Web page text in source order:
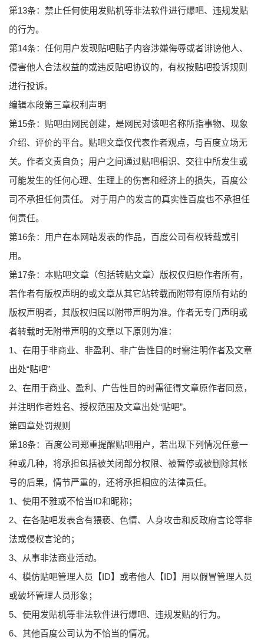
第13条：禁止任何使用发贴机等非法软件进行爆吧、违规发贴
的行为。
第14条：任何用户发现贴吧贴子内容涉嫌侮辱或者诽谤他人、
侵害他人合法权益的或违反贴吧协议的，有权按贴吧投诉规则
进行投诉。
编辑本段第三章权利声明
第15条：贴吧由网民创建，是网民对该吧名称所指事物、现象
介绍、评价的平台。贴吧文章仅代表作者观点，与百度立场无
关。作者文责自负；用户之间通过贴吧相识、交往中所发生或
可能发生的任何心理、生理上的伤害和经济上的损失，百度公
司不承担任何责任。 对于用户的发言的真实性百度也不承担任
何责任。
第16条：用户在本网站发表的作品，百度公司有权转载或引
用。
第17条：本贴吧文章（包括转贴文章）版权仅归原作者所有，
若作者有版权声明的或文章从其它站转载而附带有原所有站的
版权声明者，其版权归属以附带声明为准。作者无专门声明或
者转载时无附带声明的文章以下原则为准：
1、在用于非商业、非盈利、非广告性目的时需注明作者及文章
出处“贴吧”
2、在用于商业、盈利、广告性目的时需征得文章原作者同意，
并注明作者姓名、授权范围及文章出处“贴吧”。
第四章处罚规则
第18条：百度公司郑重提醒贴吧用户，若出现下列情况任意一
种或几种，将承担包括被关闭部分权限、被暂停或被删除其帐
号的后果，情节严重的，还将承担相应的法律责任。
1、使用不雅或不恰当ID和昵称；
2、在各贴吧发表含有猥亵、色情、人身攻击和反政府言论等非
法或侵权言论的；
3、从事非法 商业活动。
4、模仿贴吧管理人员【ID】或者他人【ID】用以假冒管理人员
或破坏管理人员形象；
5、使用发贴机等非法软件进行爆吧、违规发贴的行为。
6、其他百度公司认为不恰当的情况。